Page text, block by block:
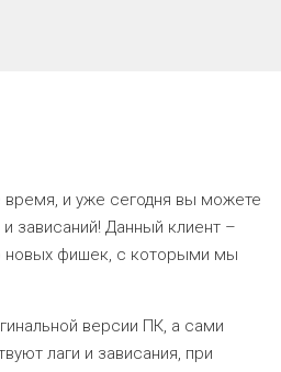
и уже сегодня вы можете
зависаний! Данный клиент –
новых фишек, с которыми мы
версии ПК, а сами
лаги и зависания, при